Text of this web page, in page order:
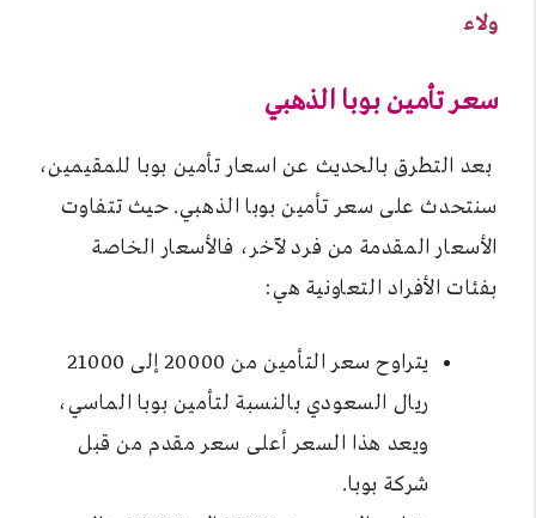
ولاء
سعر تأمين بوبا الذهبي
بعد التطرق بالحديث عن اسعار تأمين بوبا للمقيمين،
سنتحدث على سعر تأمين بوبا الذهبي. حيث تتفاوت
الأسعار المقدمة من فرد لآخر، فالأسعار الخاصة
بفئات الأفراد التعاونية هي:
يتراوح سعر التأمين من 20000 إلى 21000
ريال السعودي بالنسبة لتأمين بوبا الماسي،
ويعد هذا السعر أعلى سعر مقدم من قبل
شركة بوبا.